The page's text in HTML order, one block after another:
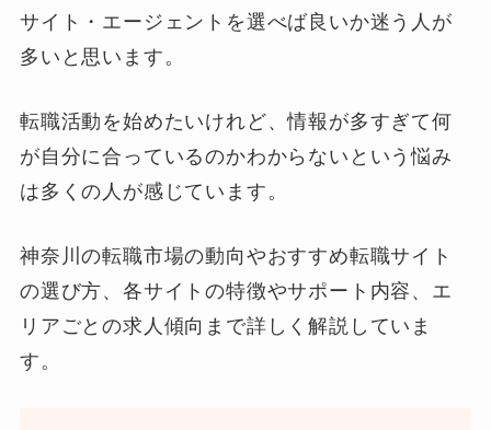
サイト・エージェントを選べば良いか迷う人が
多いと思います。
転職活動を始めたいけれど、情報が多すぎて何
が自分に合っているのかわからないという悩み
は多くの人が感じています。
神奈川の転職市場の動向やおすすめ転職サイト
の選び方、各サイトの特徴やサポート内容、エ
リアごとの求人傾向まで詳しく解説していま
す。